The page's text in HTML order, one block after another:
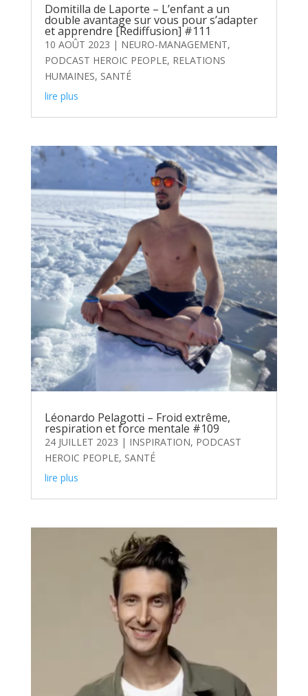
Domitilla de Laporte – L’enfant a un
double avantage sur vous pour s’adapter
et apprendre [Rediffusion] #111
10 AOÛT 2023 | NEURO-MANAGEMENT,
PODCAST HEROIC PEOPLE, RELATIONS
HUMAINES, SANTÉ
lire plus
Léonardo Pelagotti – Froid extrême,
respiration et force mentale #109
24 JUILLET 2023 | INSPIRATION, PODCAST
HEROIC PEOPLE, SANTÉ
lire plus